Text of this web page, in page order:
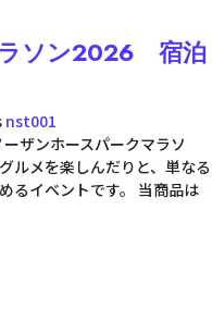
ラソン2026 宿泊
nst001
ザンホースパークマラソ
ルメを楽しんだりと、単なる
るイベントです。 当商品は